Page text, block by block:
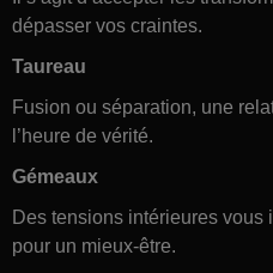
dépasser vos craintes.
Taureau
Fusion ou séparation, une
l’heure de vérité.
Gémeaux
Des tensions intérieures
pour un mieux-être.